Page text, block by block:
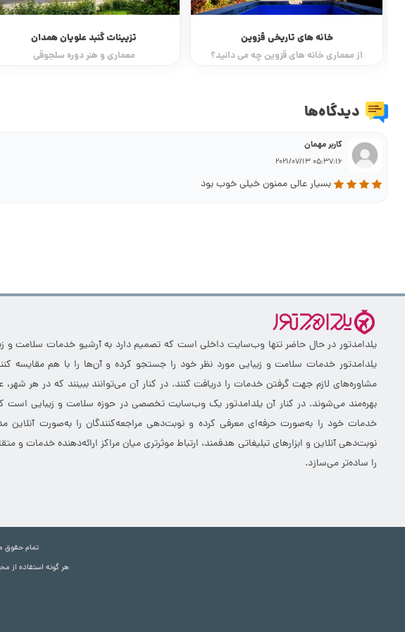
خانه های تاریخی قزوین
از معماری خانه های قزوین چه می دانید؟
تزیینات گنبد علویان همدان
معماری و هنر دوره سلجوقی
دیدگاه‌ها
کاربر مهمان
05:37:16 2021/07/13
بسیار عالی ممنون خیلی خوب بود
یلدامدتور در حال حاضر تنها وب‌سایت داخلی است که تصمیم دارد به آرشیو خدمات سلامت و
یلدامدتور خدمات سلامت و زیبایی مورد نظر خود را جستجو کرده و آن‌ها را با هم مقایسه
مشاوره‌های لازم جهت گرفتن خدمات را دریافت کنند. در کنار آن می‌توانند ببینند که در هر
بهره‌مند می‌شوند. در کنار آن یلدامدتور یک وب‌سایت تخصصی در حوزه سلامت و زیبایی است که
خدمات خود را به‌صورت حرفه‌ای معرفی کرده و نوبت‌دهی مراجعه‌کنندگان را به‌صورت
نوبت‌دهی آنلاین و ابزارهای تبلیغاتی هدفمند، ارتباط موثرتری میان مراکز ارائه‌دهنده خدمات
را ساده‌تر می‌سازد.
تمام حقوق
هر گونه استفاده از